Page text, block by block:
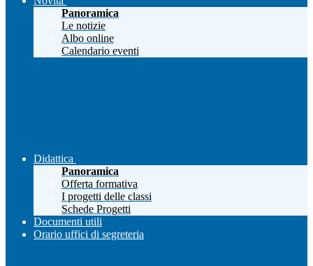
Panoramica
Le notizie
Albo online
Calendario eventi
Didattica
Panoramica
Offerta formativa
I progetti delle classi
Schede Progetti
Documenti utili
Orario uffici di segreteria